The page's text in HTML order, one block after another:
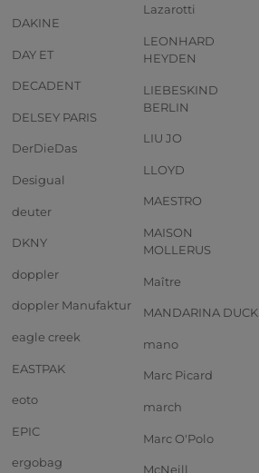
DAKINE
DAY ET
DECADENT
DELSEY PARIS
DerDieDas
Desigual
deuter
DKNY
doppler
doppler Manufaktur
eagle creek
EASTPAK
eoto
EPIC
ergobag
Lazarotti
LEONHARD
HEYDEN
LIEBESKIND
BERLIN
LIU JO
LLOYD
MAESTRO
MAISON
MOLLERUS
Maître
MANDARINA DUCK
mano
Marc Picard
march
Marc O'Polo
McNeill